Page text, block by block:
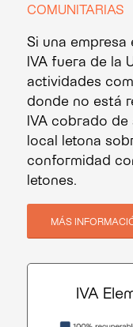
COMUNITARIAS
Si una
IVA fuera de la
actividades
donde no está
IVA cobrado
local letona
conformidad
letones.
MÁS
IVA